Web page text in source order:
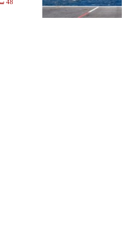
48 سفينة منذ إعادة حصار إيران